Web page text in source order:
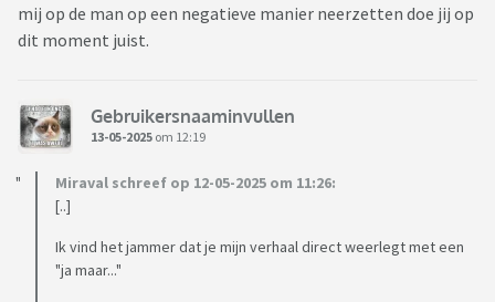
mij op de man op een negatieve manier neerzetten doe jij op
dit moment juist.
Gebruikersnaaminvullen
13-05-2025 om 12:19
Miraval schreef op 12-05-2025 om 11:26:
[..]
Ik vind het jammer dat je mijn verhaal direct weerlegt met een
"ja maar..."